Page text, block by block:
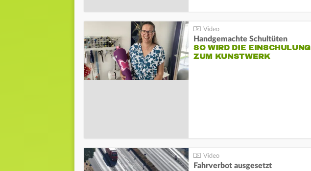
Handgemachte Schultüten
SO WIRD DIE EINSCHULUNG
ZUM KUNSTWERK
Fahrverbot ausgesetzt